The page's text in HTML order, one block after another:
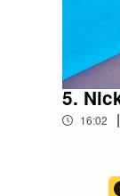
5.
16:02 |